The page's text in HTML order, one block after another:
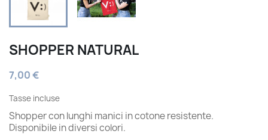
SHOPPER NATURAL
7,00 €
Tasse incluse
Shopper con lunghi manici in cotone resistente.
Disponibile in diversi colori.